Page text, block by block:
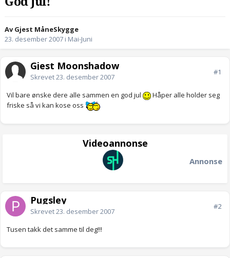
Av Gjest MåneSkygge
23. desember 2007 i Mai-Juni
Gjest Moonshadow
Skrevet23. desember 2007
#1
Vil bare ønske dere alle sammen en god jul
Håper alle holder seg
friske så vi kan kose oss
Videoannonse
Annonse
Pugsley
Skrevet23. desember 2007
#2
Tusen takk det samme til deg!!!